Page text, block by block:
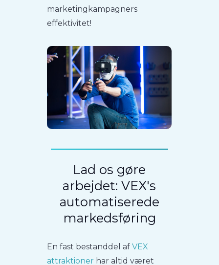
marketingkampagners
effektivitet!
Lad os gøre
arbejdet: VEX's
automatiserede
markedsføring
En fast bestanddel afVEX
attraktioner har altid været